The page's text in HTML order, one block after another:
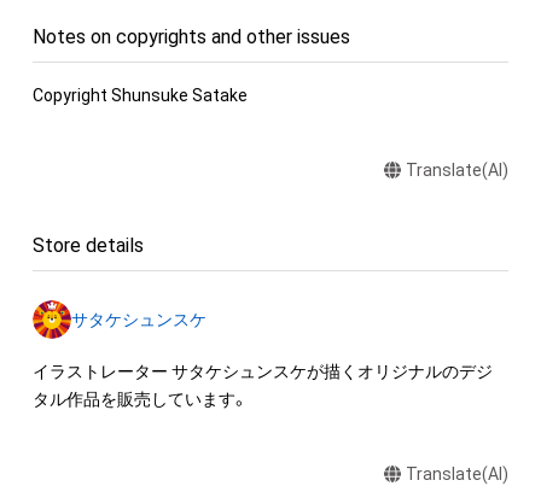
Notes on copyrights and other issues
Copyright Shunsuke Satake
Translate(AI)
Store details
サタケシュンスケ
イラストレーター サタケシュンスケが描くオリジナルのデジ
タル作品を販売しています。
Translate(AI)